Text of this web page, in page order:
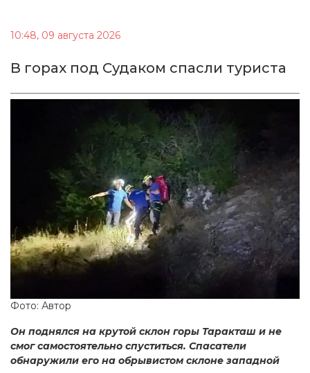
10:48, 09 августа 2026
В горах под Судаком спасли туриста
Фото: Автор
Он поднялся на крутой склон горы Таракташ и не
смог самостоятельно спуститься. Спасатели
обнаружили его на обрывистом склоне западной